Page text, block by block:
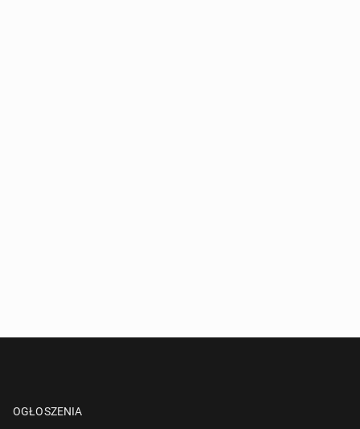
OGŁOSZENIA